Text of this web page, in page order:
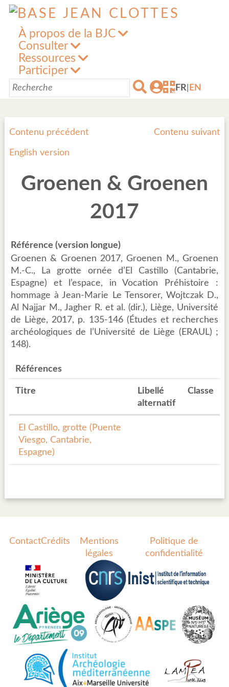
À propos de la BJC
Consulter
Ressources
Participer
FR EN
Contenu précédent Contenu suivant
English version
Groenen & Groenen
2017
Référence (version longue)
Groenen & Groenen 2017, Groenen M., Groenen
M.-C., La grotte ornée d’El Castillo (Cantabrie,
Espagne) et l’espace, in Vocation Préhistoire :
hommage à Jean-Marie Le Tensorer, Wojtczak D.,
Al Najjar M., Jagher R. et al. (dir.), Liège, Université
de Liège, 2017, p. 135-146 (Études et recherches
archéologiques de l’Université de Liège (ERAUL) ;
148).
Références
Titre
Libellé
alternatif
Classe
El Castillo, grotte (Puente
Viesgo, Cantabrie,
Espagne)
ContactCrédits
Mentions
légales
Politique de
confidentialité